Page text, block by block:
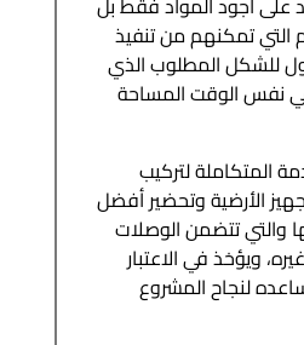
التي تمكنهم من تنفيذ
للشكل المطلوب الذي
نفس الوقت المساحة
المتكاملة لتركيب
الأرضية وتحضير أفضل
والتي تتضمن الوصلات
ويؤخذ في الاعتبار
لنجاح المشروع